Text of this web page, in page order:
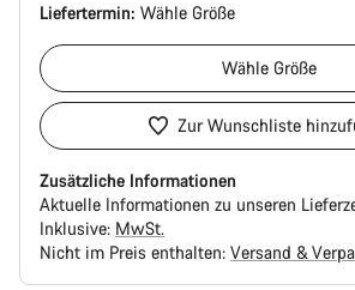
Liefertermin: Wähle Größe
Wähle Größe
Zur Wunschliste
Zusätzliche Informationen
Aktuelle Informationen zu unseren
Inklusive: MwSt.
Nicht im Preis enthalten: Versand &